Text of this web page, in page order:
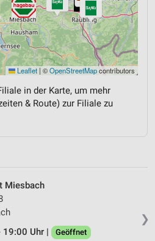
Leaflet | ©OpenStreetMapcontributors
in der Karte, um mehr
& Route) zur Filiale zu
❯
Miesbach
19:00 Uhr |
Geöffnet